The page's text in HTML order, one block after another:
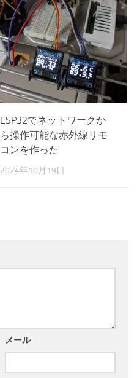
ESP32でネットワークか
ら操作可能な赤外線リモ
コンを作った
2024年10月19日
メール